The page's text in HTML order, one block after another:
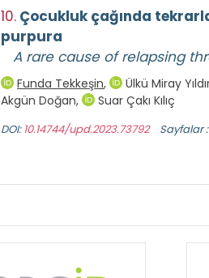
10. Çocukluk çağında
purpura
A rare cause of relapsing
Funda Tekkeşin, Ülkü Miray
Akgün Doğan, Suar Çakı Kılıç
DOI: 10.14744/upd.2023.73792 Sayfalar :